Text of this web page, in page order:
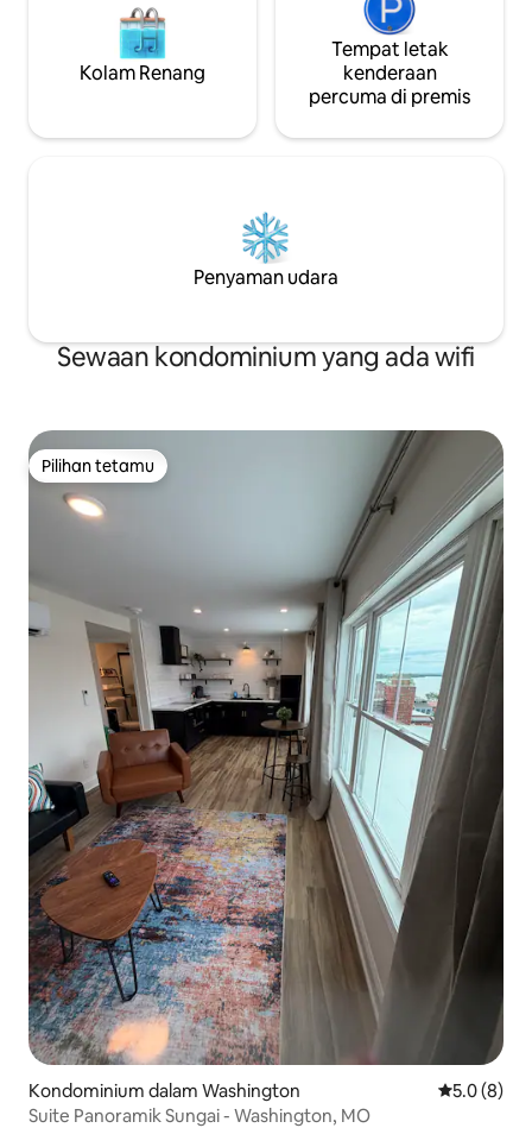
Kolam Renang
Tempat letak
kenderaan
percuma di premis
Penyaman udara
Sewaan kondominium yang ada wifi
Pilihan tetamu
Pilihan tetamu
Kondominium dalam Washington Penarafan
5.0 (8)
Suite Panoramik Sungai - Washington, MO